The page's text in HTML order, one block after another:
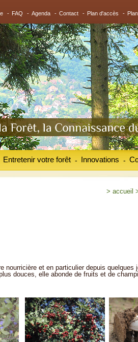
- FAQ - Agenda - Contact - Plan d'accès -
Entretenir votre forêt Innovations
- -
> accueil
nourricière et en particulier depuis quelques
douces, elle abonde de fruits et de